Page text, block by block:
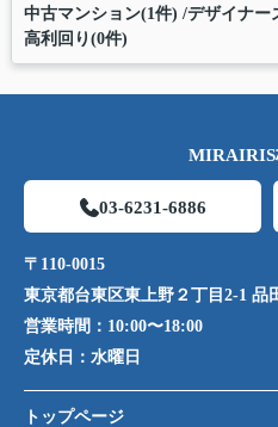
中古マンション(1件) デザイナー
高利回り(0件)
MIRAIRIS
03-6231-6886
〒110-0015
東京都台東区東上野２丁目2-1 品
営業時間： 10:00〜18:00
定休日： 水曜日
トップページ